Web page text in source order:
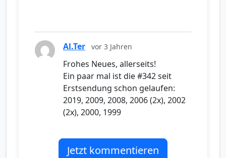
Al.Ter vor 3 Jahren
Frohes Neues, allerseits!
Ein paar mal ist die #342 seit
Erstsendung schon gelaufen:
2019, 2009, 2008, 2006 (2x), 2002
(2x), 2000, 1999
Jetzt kommentieren